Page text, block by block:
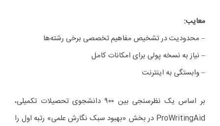
معایب:
– محدودیت در تشخیص مفاهیم تخصصی برخی رشته‌ها
– نیاز به نسخه پولی برای امکانات کامل
– وابستگی به اینترنت
بر اساس یک نظرسنجی بین ۹۰۰ دانشجوی تحصیلات تکمیلی،
ProWritingAid در بخش «بهبود سبک نگارش علمی» رتبه اول را